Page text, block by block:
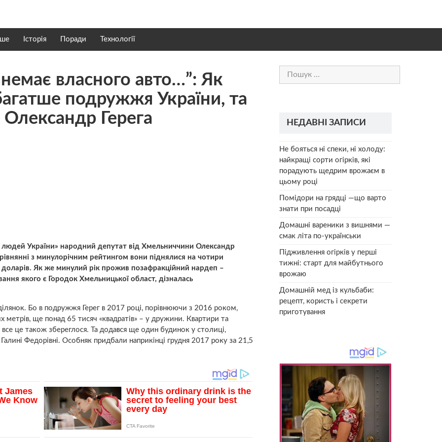
Історія Поради Технології
власного авто…”: Як
подружжя України, та
Герега
України» народний депутат від Хмельниччини Олександр
з минулорічним рейтингом вони піднялися на чотири
доларів. Як же минулий рік прожив позафракційний нардеп –
якого є Городок Хмельницької област, дізналась
Бо в подружжя Герег в 2017 році, порівнюючи з 2016 роком,
метрів, ще понад 65 тисяч «квадратів» – у дружини. Квартири та
все це також збереглося. Та додався ще один будинок у столиці,
Федорівні. Особняк придбали наприкінці грудня 2017 року за 21,5
Пошук:
НЕДАВНІ ЗАПИСИ
Не бояться ні спеки, ні холоду:
найкращі сорти огірків, які
порадують щедрим врожаєм в
цьому році
Помідори на грядці —що варто
знати при посадці
Домашні вареники з вишнями —
смак літа по-українськи
Підживлення огірків у перші
тижні: старт для майбутнього
врожаю
Домашній мед із кульбаби:
рецепт, користь і секрети
приготування